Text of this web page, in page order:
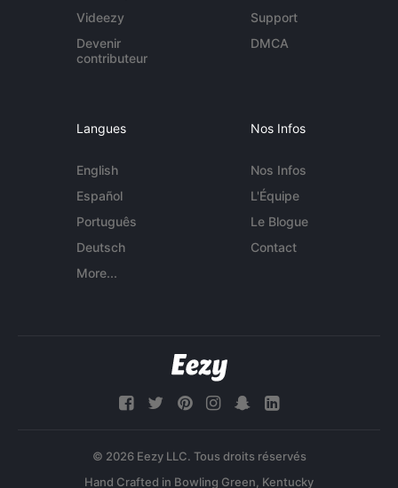
Videezy
Devenir
contributeur
Support
DMCA
Langues
English
Español
Português
Deutsch
More...
Nos Infos
Nos Infos
L'Équipe
Le Blogue
Contact
© 2026 Eezy LLC. Tous droits réservés